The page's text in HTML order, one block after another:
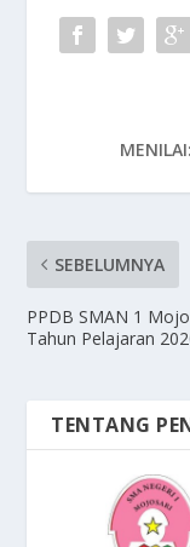
MENILAI:
SEBELUMNYA
PPDB SMAN 1
Tahun Pelajaran
TENTANG